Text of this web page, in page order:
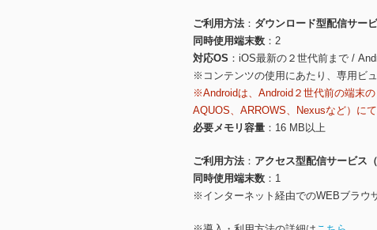
ご利用方法
ダウンロード型配信サー
同時使用端末数
2
対応OS
iOS最新の２世代前まで /
※コンテンツの使用にあたり、専用ビ
※Androidは、Android２世代前の端末
AQUOS、ARROWS、Nexusなど）に
必要メモリ容量
16 MB以上
ご利用方法
アクセス型配信サービス（
同時使用端末数
1
※インターネット経由でのWEBブラウ